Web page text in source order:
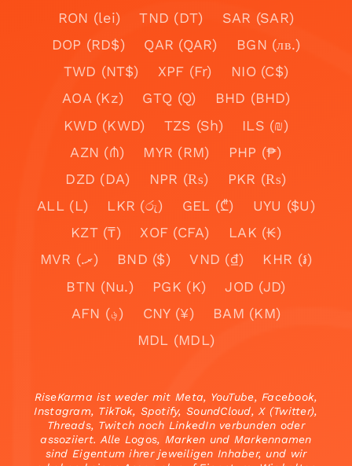
RON (lei)
TND (DT)
SAR (SAR)
DOP (RD$)
QAR (QAR)
BGN (лв.)
TWD (NT$)
XPF (Fr)
NIO (C$)
AOA (Kz)
GTQ (Q)
BHD (BHD)
KWD (KWD)
TZS (Sh)
ILS (₪)
AZN (₼)
MYR (RM)
PHP (₱)
DZD (DA)
NPR (₨)
PKR (₨)
ALL (L)
LKR (රු) GEL (₾)
UYU ($U)
KZT (₸)
XOF (CFA)
LAK (₭)
MVR (.ރ)
BND ($) VND (₫)
KHR (៛)
BTN (Nu.)
PGK (K)
JOD (JD)
AFN (؋)
CNY (¥)
BAM (KM)
MDL (MDL)
RiseKarma ist weder mit Meta, YouTube, Facebook,
Instagram, TikTok, Spotify, SoundCloud, X (Twitter),
Threads, Twitch noch LinkedIn verbunden oder
assoziiert. Alle Logos, Marken und Markennamen
sind Eigentum ihrer jeweiligen Inhaber, und wir